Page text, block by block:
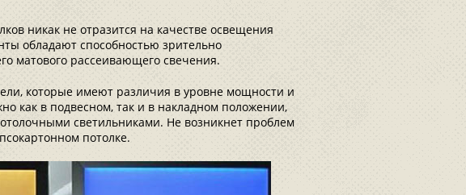
никак не отразится на качестве освещения
обладают способностью зрительно
матового рассеивающего свечения.
которые имеют различия в уровне мощности и
как в подвесном, так и в накладном положении,
светильниками. Не возникнет проблем
потолке.